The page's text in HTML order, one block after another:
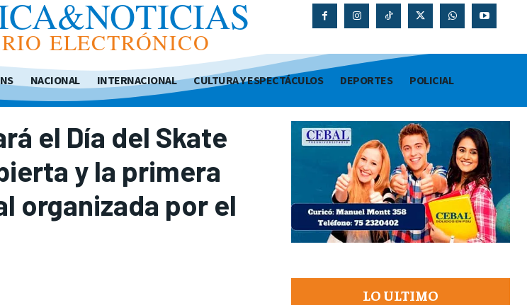
ELECTRÓNICO
NACIONAL INTERNACIONAL CULTURA Y ESPECTÁCULOS DEPORTES POLICIAL
el Día del Skate
y la primera
organizada por el
LO ULTIMO